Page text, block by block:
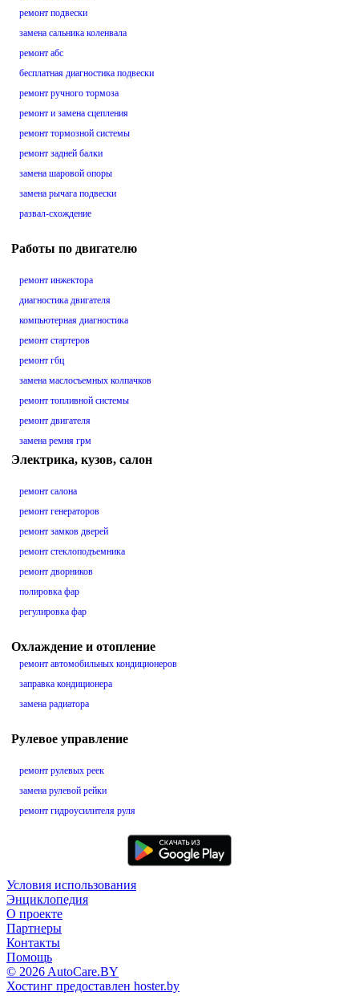
ремонт подвески
замена сальника коленвала
ремонт абс
бесплатная диагностика подвески
ремонт ручного тормоза
ремонт и замена сцепления
ремонт тормозной системы
ремонт задней балки
замена шаровой опоры
замена рычага подвески
развал-схождение
Работы по двигателю
ремонт инжектора
диагностика двигателя
компьютерная диагностика
ремонт стартеров
ремонт гбц
замена маслосъемных колпачков
ремонт топливной системы
ремонт двигателя
замена ремня грм
Электрика, кузов, салон
ремонт салона
ремонт генераторов
ремонт замков дверей
ремонт стеклоподъемника
ремонт дворников
полировка фар
регулировка фар
Охлаждение и отопление
ремонт автомобильных кондиционеров
заправка кондиционера
замена радиатора
Рулевое управление
ремонт рулевых реек
замена рулевой рейки
ремонт гидроусилителя руля
Условия использования
Энциклопедия
О проекте
Партнеры
Контакты
Помощь
© 2026 AutoCare.BY
Хостинг предоставлен hoster.by